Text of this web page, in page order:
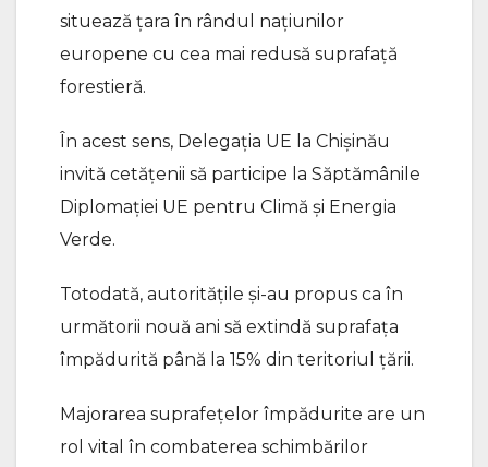
situează țara în rândul națiunilor
europene cu cea mai redusă suprafață
forestieră.
În acest sens, Delegația UE la Chișinău
invită cetățenii să participe la Săptămânile
Diplomației UE pentru Climă și Energia
Verde.
Totodată, autoritățile și-au propus ca în
următorii nouă ani să extindă suprafața
împădurită până la 15% din teritoriul țării.
Majorarea suprafețelor împădurite are un
rol vital în combaterea schimbărilor